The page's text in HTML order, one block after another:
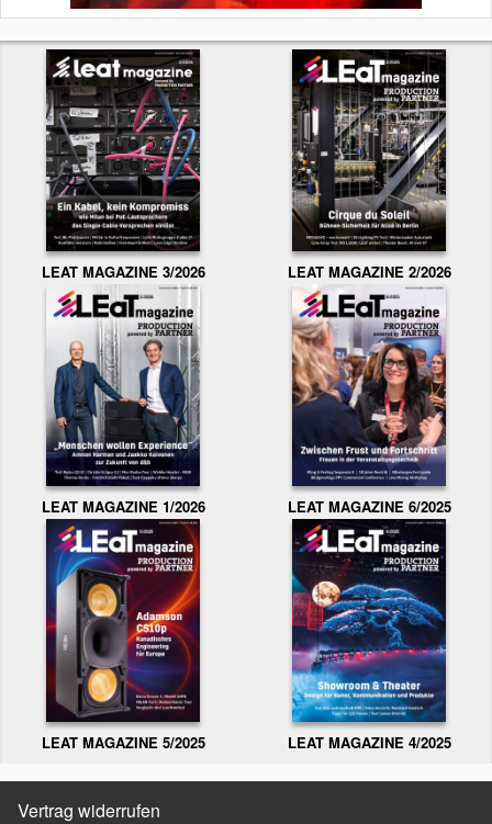
LEAT MAGAZINE 3/2026 LEAT MAGAZINE 2/2026
LEAT MAGAZINE 1/2026 LEAT MAGAZINE 6/2025
LEAT MAGAZINE 5/2025 LEAT MAGAZINE 4/2025
Vertrag widerrufen